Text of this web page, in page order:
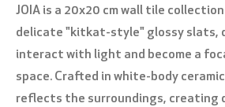
JOIA is a 20x20 cm wall tile
delicate "kitkat-style" glossy slats,
interact with light and become a
space. Crafted in white-body
reflects the surroundings, creating